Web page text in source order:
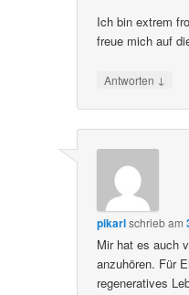
Ich bin extrem
freue mich auf
Antworten ↓
pikarlschriebam
Mir hat es auch
anzuhören. Für
regeneratives